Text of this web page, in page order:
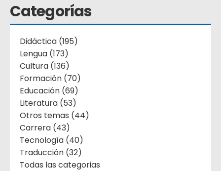
Categorías
Didáctica (195)
Lengua (173)
Cultura (136)
Formación (70)
Educación (69)
Literatura (53)
Otros temas (44)
Carrera (43)
Tecnología (40)
Traducción (32)
Todas las categorias